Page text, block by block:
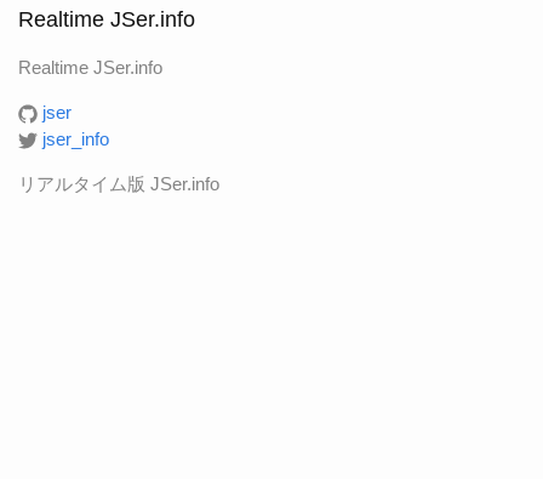
Realtime JSer.info
Realtime JSer.info
jser
jser_info
リアルタイム版 JSer.info